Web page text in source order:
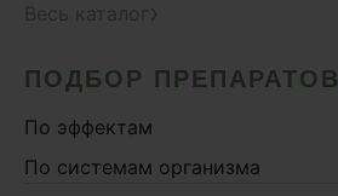
ПОДБОР ПРЕПАРАТОВ
По эффектам
По системам организма